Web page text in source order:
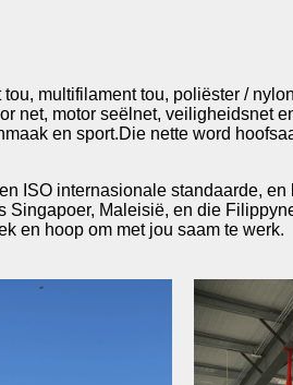
multifilament tou, poliëster /
net, motor seëlnet, veiligheidsnet
en sport.Die nette word
ISO internasionale standaarde,
Maleisië, en die
en hoop om met jou saam te werk.